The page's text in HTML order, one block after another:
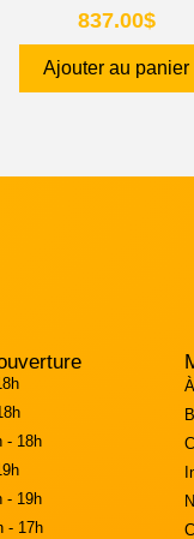
837.00$
Ajouter au panier
- 18h
- 19h
- 17h